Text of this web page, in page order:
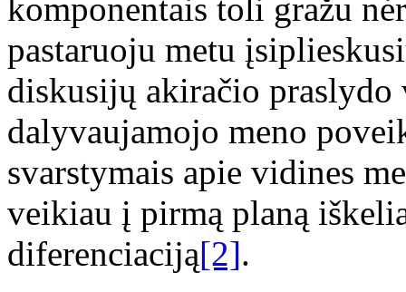
komponentais toli gražu
pastaruoju metu
diskusijų akiračio praslydo
dalyvaujamojo meno
svarstymais apie vidines
veikiau į pirmą planą
diferenciaciją[2].